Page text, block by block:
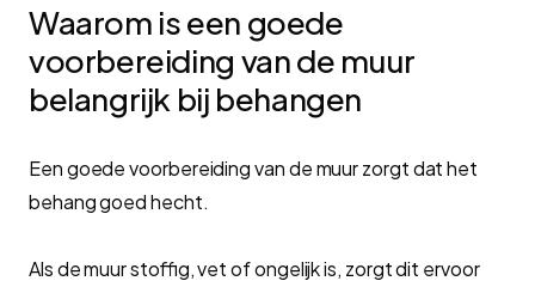
Waarom is een goede
voorbereiding van de muur
belangrijk bij behangen
Een goede voorbereiding van de muur zorgt dat het
behang goed hecht.
Als de muur stoffig, vet of ongelijk is, zorgt dit ervoor